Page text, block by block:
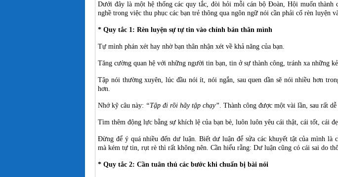
Dưới đây là một hệ thống các quy tắc, đòi hỏi mỗi cán bộ Đoàn, Hội muốn thành
nghề trong việc thu phục các bạn trẻ thông qua ngôn ngữ nói cần phải cố rèn luyện
* Quy tắc 1: Rèn luyện sự tự tin vào chính bản thân mình
Tự mình phán xét hay nhờ bạn thân nhận xét về khả năng của bạn.
Tăng cường quan hệ với những người tin bạn, tin ở sự thành công, tránh xa những
Tập nói thường xuyên, lúc đầu nói ít, nói ngắn, sau quen dần sẽ nói nhiều hơn
hơn.
Nhớ kỹ câu này: “Tập đi rồi hãy tập chạy”. Thành công được một vài lần, sau rất dễ
Tìm thêm động lực bằng sự khích lệ của bạn bè, luôn luôn yêu cái thật, cái tốt, cái
Đừng để ý quá nhiều đến dư luận. Biết dư luận để sửa các khuyết tật của mình là
mà kém tự tin, rụt rè thì rất không nên. Cần hiểu rằng: Dư luận cũng có cái sai do
* Quy tắc 2: Cần tuân thủ các bước khi chuẩn bị bài nói